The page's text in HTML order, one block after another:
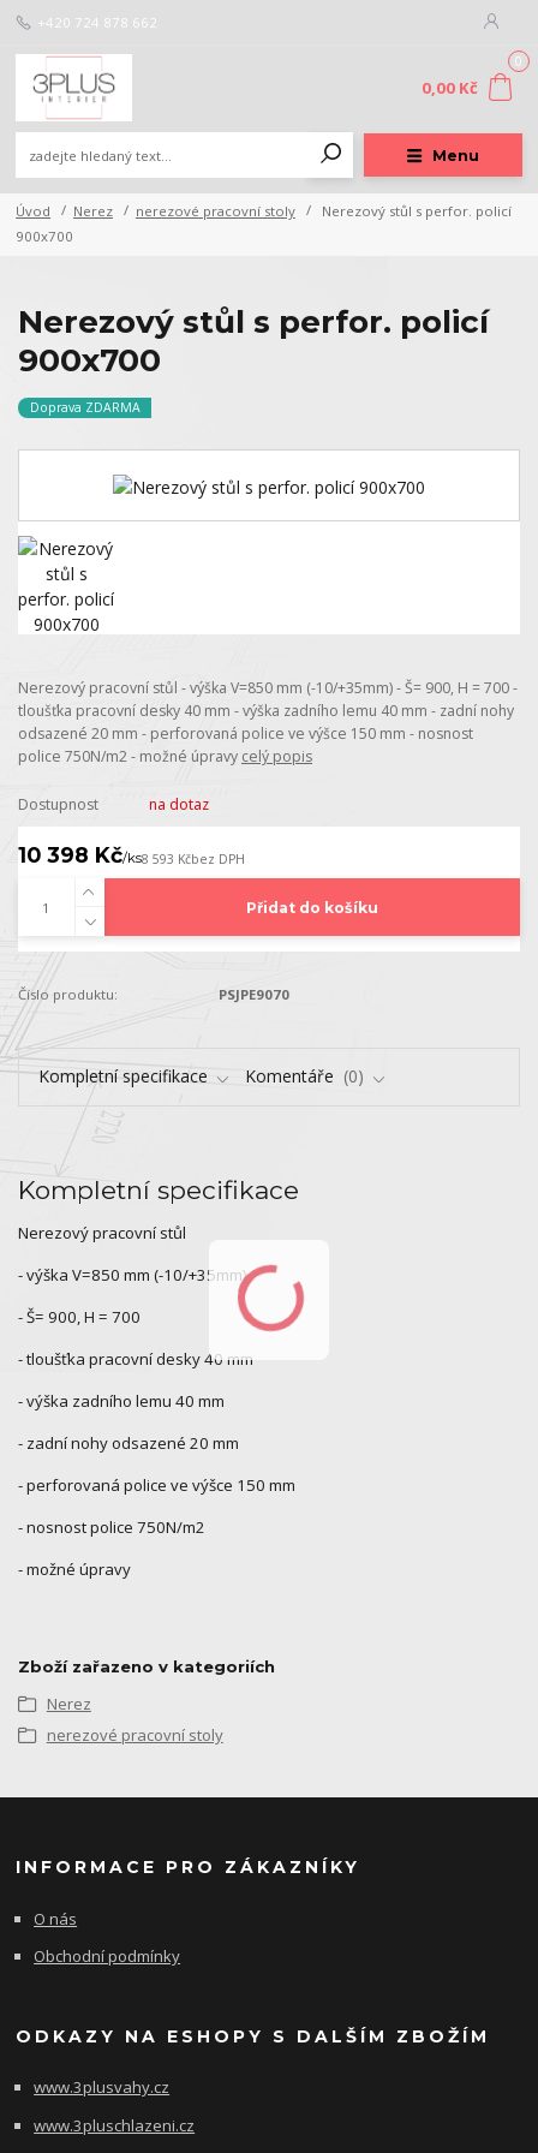
Menu
+420 724 878 662
0
0,00 Kč
Úvod Nerez nerezové pracovní stoly
Nerezový stůl s perfor. policí
900x700
Nerezový stůl s perfor. policí
900x700
Doprava ZDARMA
Nerezový pracovní stůl - výška V=850 mm (-10/+35mm) - Š= 900, H = 700 -
tloušťka pracovní desky 40 mm - výška zadního lemu 40 mm - zadní nohy
odsazené 20 mm - perforovaná police ve výšce 150 mm - nosnost
police 750N/m2 - možné úpravy celý popis
Dostupnost na dotaz
10 398 Kč/ks8 593 Kčbez DPH
Přidat do košíku
Číslo produktu: PSJPE9070
Kompletní specifikace Komentáře 0
Kompletní specifikace
Nerezový pracovní stůl
- výška V=850 mm (-10/+35mm)
- Š= 900, H = 700
- tloušťka pracovní desky 40 mm
- výška zadního lemu 40 mm
- zadní nohy odsazené 20 mm
- perforovaná police ve výšce 150 mm
- nosnost police 750N/m2
- možné úpravy
Zboží zařazeno v kategoriích
Nerez
nerezové pracovní stoly
INFORMACE PRO ZÁKAZNÍKY
O nás
Obchodní podmínky
ODKAZY NA ESHOPY S DALŠÍM ZBOŽÍM
www.3plusvahy.cz
www.3pluschlazeni.cz